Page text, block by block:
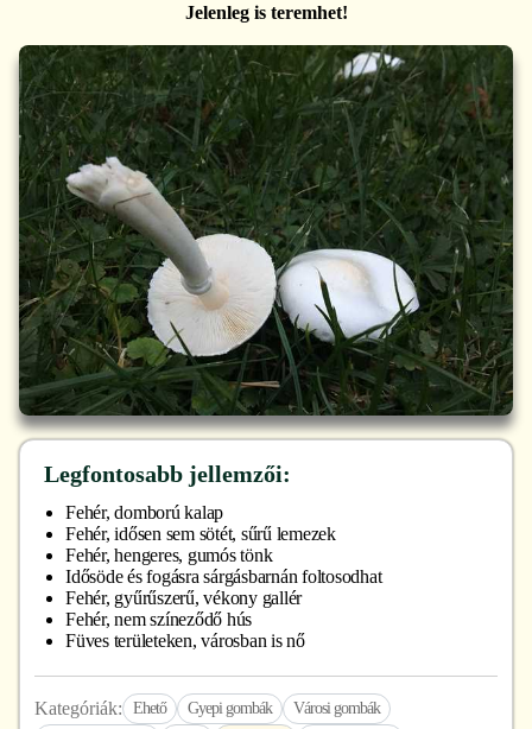
Jelenleg is teremhet!
Legfontosabb jellemzői:
Fehér, domború kalap
Fehér, idősen sem sötét, sűrű lemezek
Fehér, hengeres, gumós tönk
Idősöde és fogásra sárgásbarnán foltosodhat
Fehér, gyűrűszerű, vékony gallér
Fehér, nem színeződő hús
Füves területeken, városban is nő
Kategóriák: Ehető Gyepi gombák
Városi gombák